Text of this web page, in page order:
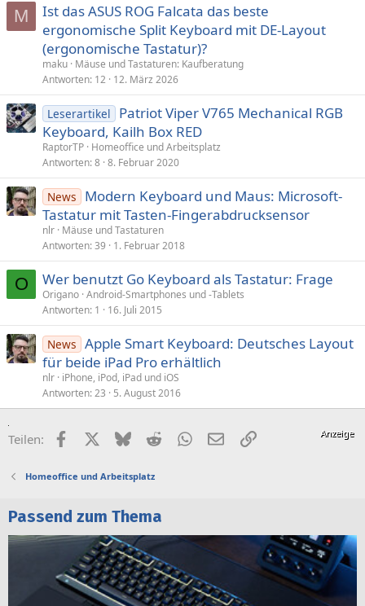
M
Ist das ASUS ROG Falcata das beste
ergonomische Split Keyboard mit DE-Layout
(ergonomische Tastatur)?
maku Mäuse und Tastaturen: Kaufberatung
Antworten 12 12. März 2026
Leserartikel
Patriot Viper V765 Mechanical RGB
Keyboard, Kailh Box RED
RaptorTP Homeoffice und Arbeitsplatz
Antworten 8 8. Februar 2020
News
Modern Keyboard und Maus: Microsoft-
Tastatur mit Tasten-Fingerabdrucksensor
nlr Mäuse und Tastaturen
Antworten 39 1. Februar 2018
O Wer benutzt Go Keyboard als Tastatur: Frage
Origano Android-Smartphones und -Tablets
Antworten 1 16. Juli 2015
News Apple Smart Keyboard: Deutsches Layout
für beide iPad Pro erhältlich
nlr iPhone, iPod, iPad und iOS
Antworten 23 5. August 2016
Teilen: FacebookX (Twitter)
BlueskyRedditWhatsApp
E-MailLink
Homeoffice und Arbeitsplatz
Passend zum Thema